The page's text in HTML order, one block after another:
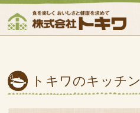
トキワのキッチン